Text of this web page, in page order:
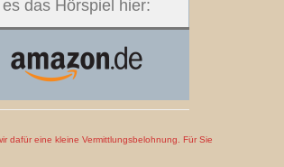
es das Hörspiel hier:
dafür eine kleine Vermittlungsbelohnung. Für Sie